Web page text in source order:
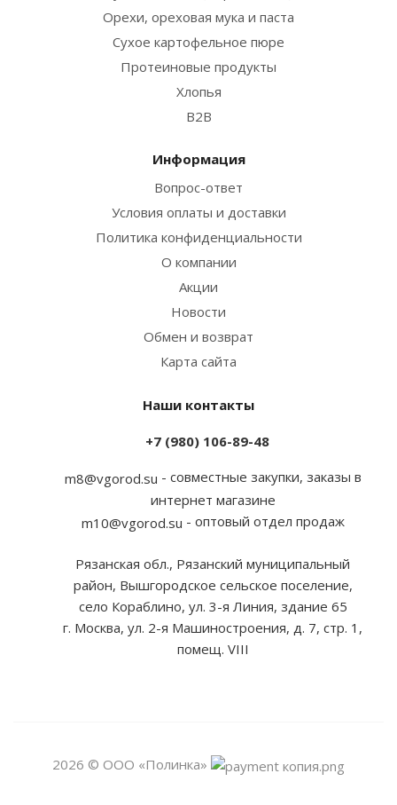
Орехи, ореховая мука и паста
Сухое картофельное пюре
Протеиновые продукты
Хлопья
B2B
Информация
Вопрос-ответ
Условия оплаты и доставки
Политика конфиденциальности
О компании
Акции
Новости
Обмен и возврат
Карта сайта
Наши контакты
+7 (980) 106-89-48
m8@vgorod.su - совместные закупки, заказы в
интернет магазине
m10@vgorod.su - оптовый отдел продаж
Рязанская обл., Рязанский муниципальный
район, Вышгородское сельское поселение,
село Кораблино, ул. 3-я Линия, здание 65
г. Москва, ул. 2-я Машиностроения, д. 7, стр. 1,
помещ. VIII
2026 © ООО «Полинка»